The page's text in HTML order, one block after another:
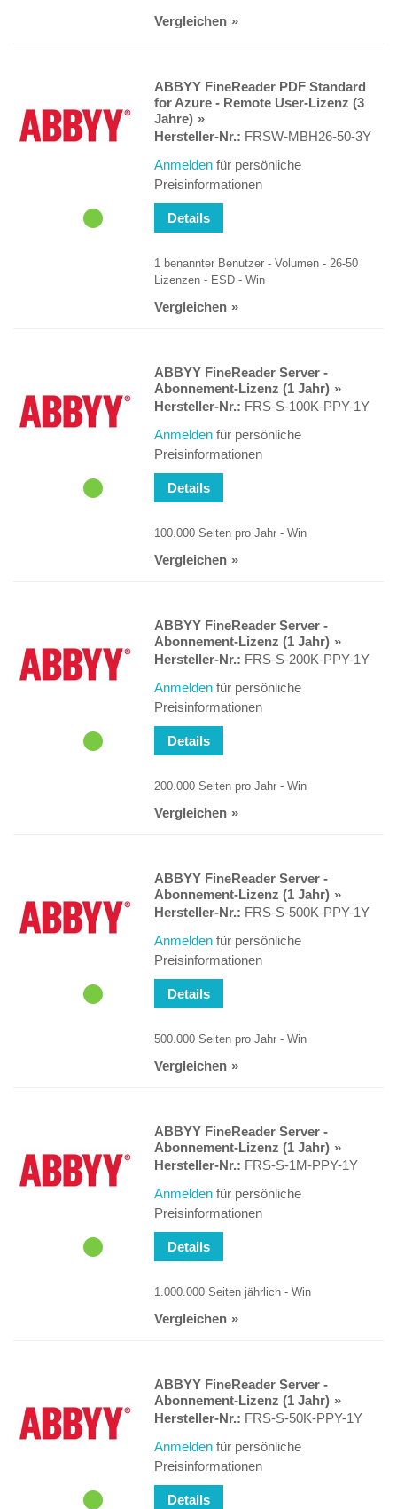
Vergleichen
ABBYY FineReader PDF Standard
for Azure - Remote User-Lizenz (3
Jahre)
Hersteller-Nr.: FRSW-MBH26-50-3Y
Anmelden für persönliche
Preisinformationen
Details
1 benannter Benutzer - Volumen - 26-50
Lizenzen - ESD - Win
Vergleichen
ABBYY FineReader Server -
Abonnement-Lizenz (1 Jahr)
Hersteller-Nr.: FRS-S-100K-PPY-1Y
Anmelden für persönliche
Preisinformationen
Details
100.000 Seiten pro Jahr - Win
Vergleichen
ABBYY FineReader Server -
Abonnement-Lizenz (1 Jahr)
Hersteller-Nr.: FRS-S-200K-PPY-1Y
Anmelden für persönliche
Preisinformationen
Details
200.000 Seiten pro Jahr - Win
Vergleichen
ABBYY FineReader Server -
Abonnement-Lizenz (1 Jahr)
Hersteller-Nr.: FRS-S-500K-PPY-1Y
Anmelden für persönliche
Preisinformationen
Details
500.000 Seiten pro Jahr - Win
Vergleichen
ABBYY FineReader Server -
Abonnement-Lizenz (1 Jahr)
Hersteller-Nr.: FRS-S-1M-PPY-1Y
Anmelden für persönliche
Preisinformationen
Details
1.000.000 Seiten jährlich - Win
Vergleichen
ABBYY FineReader Server -
Abonnement-Lizenz (1 Jahr)
Hersteller-Nr.: FRS-S-50K-PPY-1Y
Anmelden für persönliche
Preisinformationen
Details